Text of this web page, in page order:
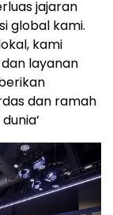
jajaran
global kami.
kami
layanan
dan ramah